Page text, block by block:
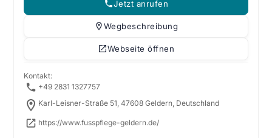
Jetzt anrufen
Wegbeschreibung
Webseite öffnen
Kontakt:
+49 2831 1327757
Karl-Leisner-Straße 51, 47608 Geldern, Deutschland
https://www.fusspflege-geldern.de/